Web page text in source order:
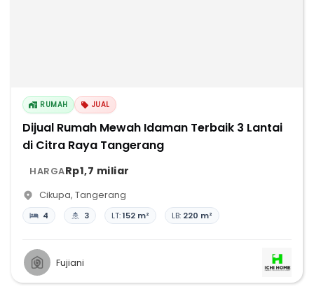
RUMAH JUAL
Dijual Rumah Mewah Idaman Terbaik 3 Lantai
di Citra Raya Tangerang
HARGARp1,7 miliar
Cikupa, Tangerang
4 3 LT:152 m² LB: 220 m²
Fujiani